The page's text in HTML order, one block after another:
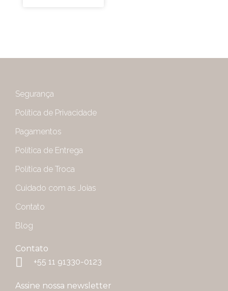
Segurança
Política de Privacidade
Pagamentos
Política de Entrega
Política de Troca
Cuidado com as Joias
Contato
Blog
Contato
+55 11 91330-0123
Assine nossa newsletter